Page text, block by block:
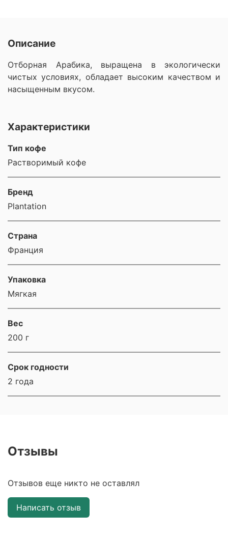
Описание
Отборная Арабика, выращена в экологически
чистых условиях, обладает высоким качеством и
насыщенным вкусом.
Характеристики
Тип кофе
Растворимый кофе
Бренд
Plantation
Страна
Франция
Упаковка
Мягкая
Вес
200 г
Срок годности
2 года
Отзывы
Отзывов еще никто не оставлял
Написать отзыв